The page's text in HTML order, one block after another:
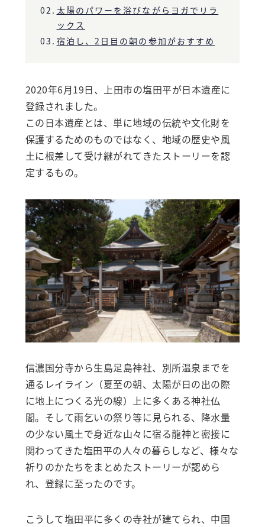
太陽のパワーを浴びながらヨガでリラ
ックス
宿泊し、2日目の朝の参加がおすすめ
2020年6月19日、上田市の塩田平が日本遺産に
登録されました。
この日本遺産とは、単に地域の伝統や文化財を
保護するためのものではなく、地域の歴史や風
土に根差して受け継がれてきたストーリーを認
定するもの。
信濃国分寺から生島足島神社、別所温泉までを
通るレイライン（夏至の朝、太陽が日の出の際
に地上につくる光の線）上に多くある神社仏
閣。そして雨乞いの祭り等に見られる、降水量
の少ない風土で身近な山々に宿る龍神と密接に
関わってきた塩田平の人々の暮らしなど、様々な
祈りのかたちをまとめたストーリーが認めら
れ、登録に至ったのです。
こうして塩田平に多くの寺社が建てられ、中国